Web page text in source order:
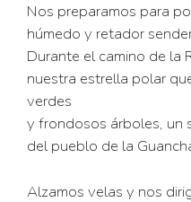
Nos preparamos para
húmedo y retador
Durante el camino de la
nuestra estrella polar
verdes
y frondosos árboles, un
del pueblo de la
Alzamos velas y nos